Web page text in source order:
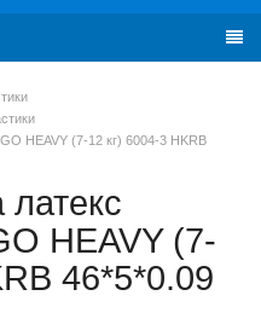
HEAVY (7-12 кг) 6004-3 HKRB
HEAVY (7-
46*5*0.09